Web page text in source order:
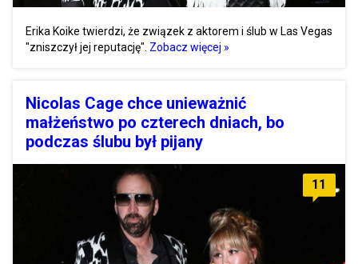
Erika Koike twierdzi, że związek z aktorem i ślub w Las Vegas
"zniszczył jej reputację". Zobacz więcej »
Nicolas Cage chce unieważnić
małżeństwo po czterech dniach, bo
podczas ślubu był pijany
11